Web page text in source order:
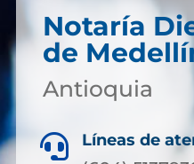
Notaría
de
Antioquia
 Líneas de